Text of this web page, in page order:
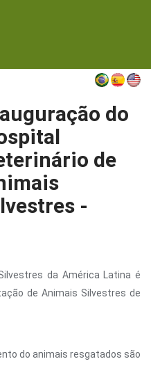
do
de
-
da América Latina é
de Animais Silvestres de
do animais resgatados são